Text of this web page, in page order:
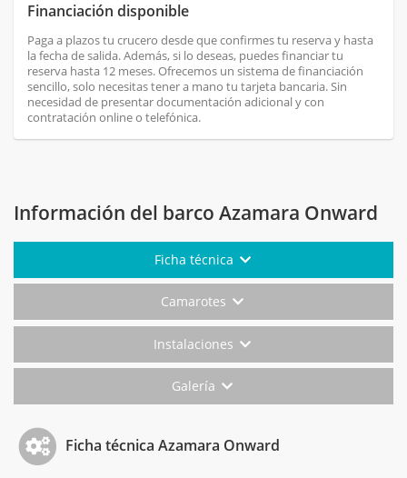
Financiación disponible
Paga a plazos tu crucero desde que confirmes tu reserva y hasta
la fecha de salida. Además, si lo deseas, puedes financiar tu
reserva hasta 12 meses. Ofrecemos un sistema de financiación
sencillo, solo necesitas tener a mano tu tarjeta bancaria. Sin
necesidad de presentar documentación adicional y con
contratación online o telefónica.
Información del barco Azamara Onward
Ficha técnica
Camarotes
Instalaciones
Galería
Ficha técnica Azamara Onward